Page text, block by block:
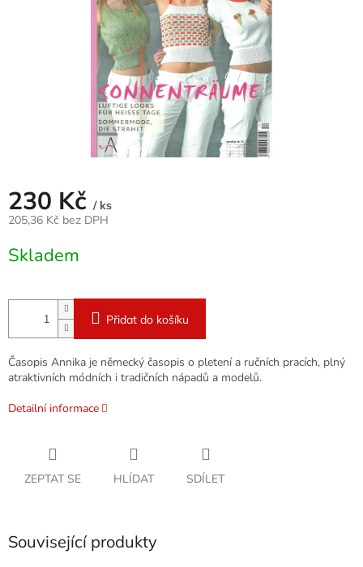
230 Kč / ks
205,36 Kč bez DPH
cena:
Skladem
Přidat do košíku
Časopis Annika je německý časopis o pletení a ručních pracích, plný
atraktivních módních i tradičních nápadů a modelů.
Detailní informace
ZEPTAT SE HLÍDAT SDÍLET
Související produkty